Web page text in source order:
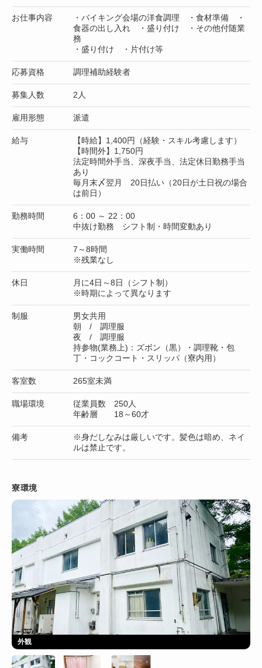
お仕事内容
・バイキング会場の洋食調理 ・食材準備 ・
食器の出し入れ ・盛り付け ・その他付随業
務
・盛り付け ・片付け等
応募資格 調理補助経験者
募集人数 2人
雇用形態 派遣
給与
【時給】1,400円（経験・スキル考慮します）
【時間外】1,750円
法定時間外手当、深夜手当、法定休日勤務手当
あり
毎月末〆翌月 20日払い（20日が土日祝の場合
は前日）
勤務時間
6：00 ～ 22：00
中抜け勤務 シフト制・時間変動あり
実働時間
7～8時間
※残業なし
休日
月に4日～8日（シフト制）
※時期によって異なります
制服
男女共用
朝 / 調理服
夜 / 調理服
持参物(業務上)：ズボン（黒）・調理靴・包
丁・コックコート・スリッパ（寮内用）
客室数 265室未満
職場環境
従業員数 250人
年齢層 18～60才
備考
※身だしなみは厳しいです。髪色は暗め、ネイ
ルは禁止です。
寮環境
外観